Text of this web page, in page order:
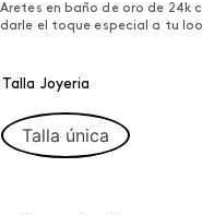
Aretes en baño de oro de 24k
darle el toque especial a tu
Talla Joyeria
Talla única